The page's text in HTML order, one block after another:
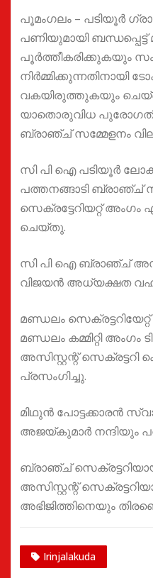
പൂമംഗലം – പടിയൂർ
പണിയുമായി
പൂർത്തീകരിക്കുകയും
നിർമ്മിക്കുന്നതിനായി
വകയിരുത്തുകയും
യാതൊരുവിധ
ബ്രാഞ്ച് സമ്മേളനം
സി പി ഐ പടിയൂർ
പത്തനങ്ങാടി ബ്രാഞ്ച്
സെക്രട്ടേറിയറ്റ്
ചെയ്തു.
സി പി ഐ ബ്രാഞ്ച്
വിജയൻ അധ്യക്ഷത
മണ്ഡലം
മണ്ഡലം കമ്മിറ്റി അംഗം
അസിസ്റ്റന്റ്
പ്രസംഗിച്ചു.
മിഥുൻ പോട്ടക്കാരൻ
അജയ്കുമാർ നന്ദിയും
ബ്രാഞ്ച്
അസിസ്റ്റന്റ്
അഭിജിത്തിനെയും
Irinjalakuda